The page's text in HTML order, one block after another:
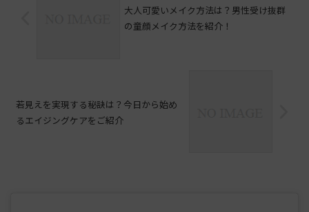
大人可愛いメイク方法は？男性受け抜群
の童顔メイク方法を紹介！
若見えを実現する秘訣は？今日から始め
るエイジングケアをご紹介